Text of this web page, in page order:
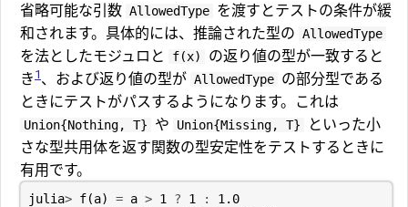
省略可能な引数 AllowedType を渡すとテストの条件が緩
和されます。具体的には、推論された型の AllowedType
を法としたモジュロと f(x)
の返り値の型が一致すると
き 1 、および返り値の型が AllowedType の部分型である
ときにテストがパスするようになります。これは
Union{Nothing, T} や Union{Missing, T}
といった小
さな型共用体を返す関数の型安定性をテストするときに
有用です。
julia> f(a) = a > 1 ? 1 :
1.0